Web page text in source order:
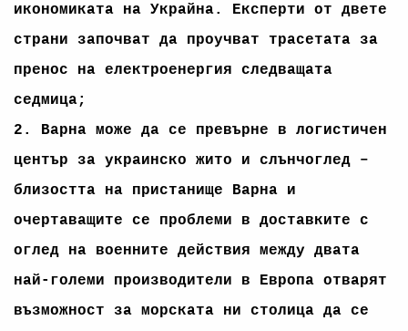
икономиката на Украйна. Експерти от двете
страни започват да проучват трасетата за
пренос на електроенергия следващата
седмица;
2. Варна може да се превърне в логистичен
център за украинско жито и слънчоглед –
близостта на пристанище Варна и
очертаващите се проблеми в доставките с
оглед на военните действия между двата
най-големи производители в Европа отварят
възможност за морската ни столица да се